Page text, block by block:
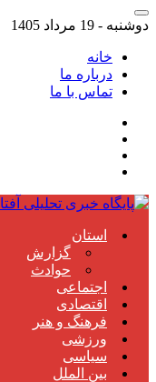
دوشنبه - 19 مرداد 1405
خانه
درباره ما
تماس با ما
استان
گزارش
حوادث
اجتماعی
اقتصادی
فرهنگ و هنر
ورزشی
سیاسی
بین الملل